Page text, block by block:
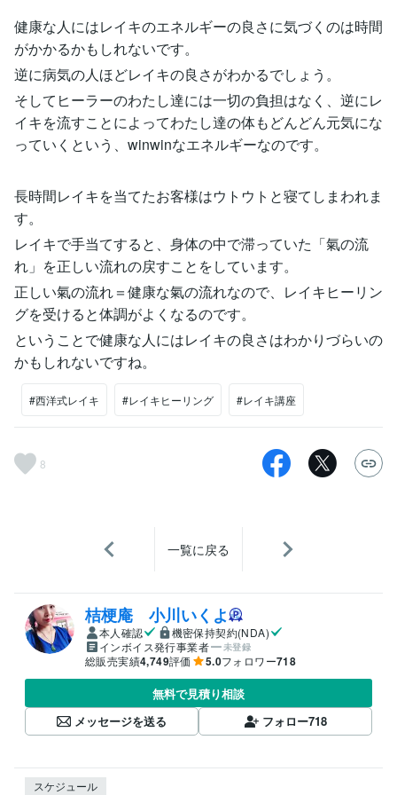
健康な人にはレイキのエネルギーの良さに気づくのは時間
がかかるかもしれないです。
逆に病気の人ほどレイキの良さがわかるでしょう。
そしてヒーラーのわたし達には一切の負担はなく、逆にレ
イキを流すことによってわたし達の体もどんどん元気にな
っていくという、winwinなエネルギーなのです。
長時間レイキを当てたお客様はウトウトと寝てしまわれま
す。
レイキで手当てすると、身体の中で滞っていた「氣の流
れ」を正しい流れの戻すことをしています。
正しい氣の流れ＝健康な氣の流れなので、レイキヒーリン
グを受けると体調がよくなるのです。
ということで健康な人にはレイキの良さはわかりづらいの
かもしれないですね。
#西洋式レイキ #レイキヒーリング #レイキ講座
8
一覧に戻る
桔梗庵 小川いくよ
本人確認
機密保持契約(NDA)
インボイス発行事業者
未登録
総販売実績4,749評価 5.0フォロワー718
無料で見積り相談
メッセージを送る
フォロー718
スケジュール